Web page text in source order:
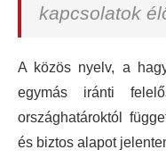
kapcsolatok
A közös nyelv, a
egymás iránti
országhatároktól
és biztos alapot